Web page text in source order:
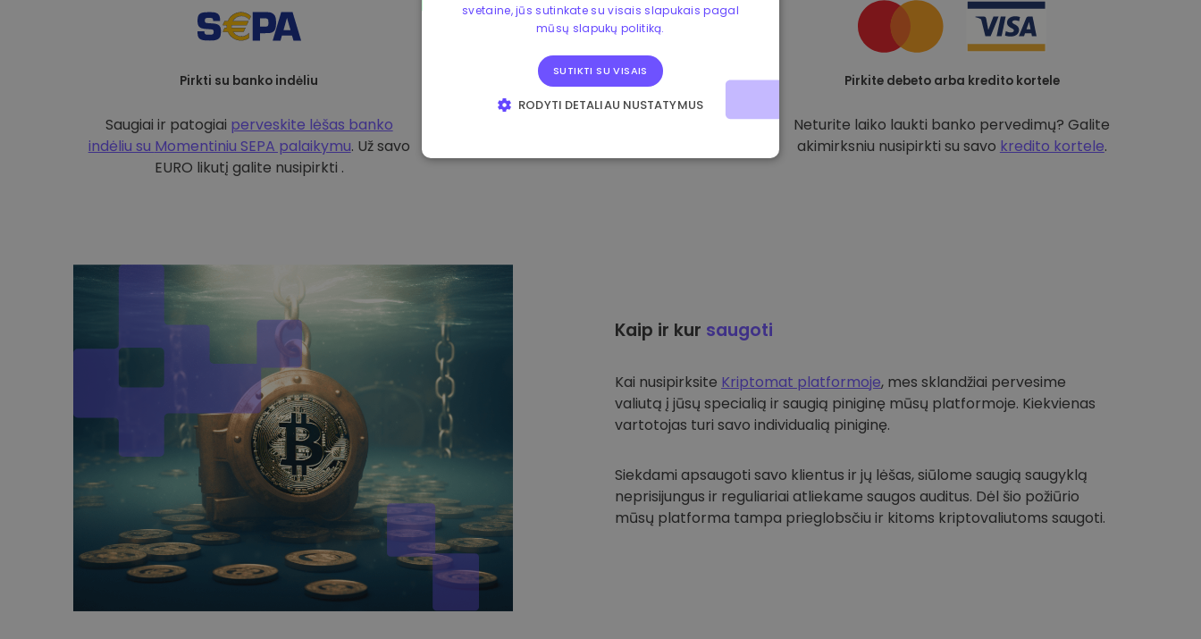
Pirkti su banko indėliu
Saugiai ir patogiai perveskite lėšas banko
indėliu su Momentiniu SEPA palaikymu. Už savo
EURO likutį galite nusipirkti .
Pirkite debeto arba kredito kortele
Neturite laiko laukti banko pervedimų? Galite
akimirksniu nusipirkti su savo kredito kortele.
Kaip ir kur saugoti
Kai nusipirksite Kriptomat platformoje, mes sklandžiai pervesime
valiutą į jūsų specialią ir saugią piniginę mūsų platformoje. Kiekvienas
vartotojas turi savo individualią piniginę.
Siekdami apsaugoti savo klientus ir jų lėšas, siūlome saugią saugyklą
neprisijungus ir reguliariai atliekame saugos auditus. Dėl šio požiūrio
mūsų platforma tampa prieglobsčiu ir kitoms kriptovaliutoms saugoti.
svetaine, jūs sutinkate su visais slapukais pagal
mūsų slapukų politiką.
SUTIKTI SU VISAIS
RODYTI DETALIAU NUSTATYMUS